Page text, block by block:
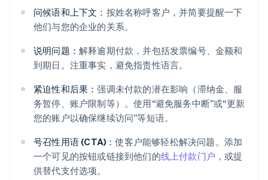
问候语和上下文： 按姓名称呼客户，并简要提醒一下
他们与您的企业的关系。
说明问题： 解释逾期付款，并包括发票编号、金额和
到期日。注重事实，避免指责性语言。
紧迫性和后果：强调未付款的潜在影响（滞纳金、服
务暂停、账户限制等）。使用“避免服务中断”或“更新
您的账户以确保继续访问”等短语。
号召性用语 (CTA)：使客户能够轻松解决问题。添加
一个可见的按钮或链接到他们的线上付款门户 ，或提
供替代支付选项。